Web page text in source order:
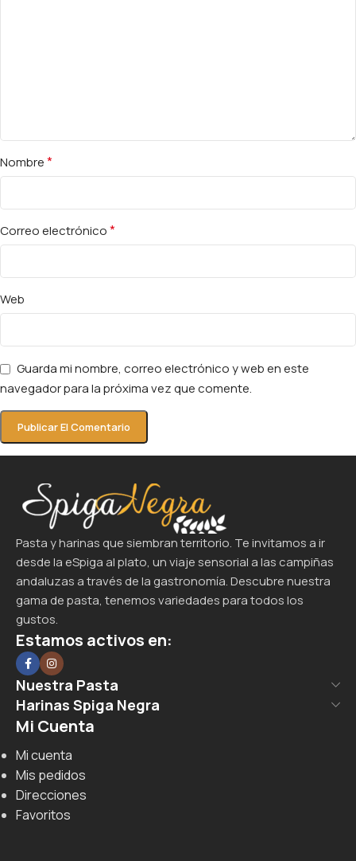
Nombre*
Correo electrónico*
Web
Guarda mi nombre, correo electrónico y web en este
navegador para la próxima vez que comente.
Pasta y harinas que siembran territorio. Te invitamos a ir
desde la eSpiga al plato, un viaje sensorial a las campiñas
andaluzas a través de la gastronomía. Descubre nuestra
gama de pasta, tenemos variedades para todos los
gustos.
Estamos activos en:
Nuestra Pasta
Harinas Spiga Negra
Mi Cuenta
Mi cuenta
Mis pedidos
Direcciones
Favoritos